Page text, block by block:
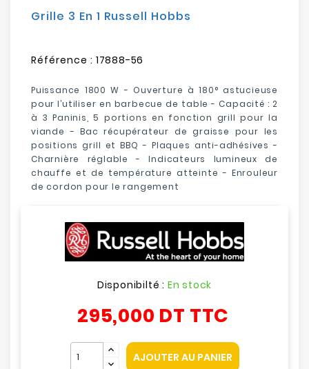
Loisirs
Grille 3 En 1 Russell Hobbs
Référence : 17888-56
Puissance 1800 W - Ouverture à 180° astucieuse
pour l’utiliser en barbecue de table - Capacité : 2
à 3 Paninis, 5 portions en fonction grill pour la
viande - Bac récupérateur de graisse pour les
positions grill et BBQ - Plaques anti-adhésives -
Charnière réglable - Indicateurs lumineux de
chauffe et de température atteinte - Enrouleur
de cordon pour le rangement
Disponibilté : En stock
295,000 DT TTC
AJOUTER AU PANIER